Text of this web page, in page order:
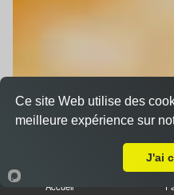
Accueil
Ce site Web utilise des
meilleure expérience sur
J'ai